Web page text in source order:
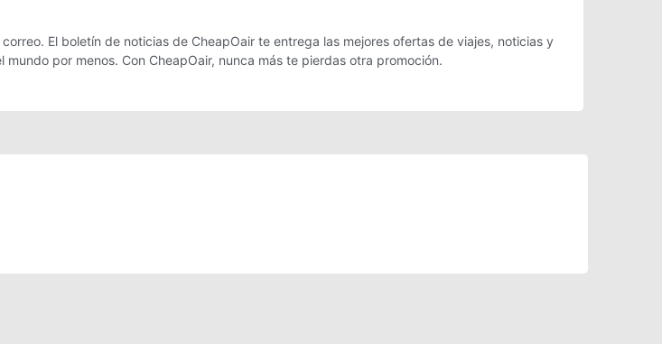
El boletín de noticias de CheapOair te entrega las mejores ofertas de viajes, noticias y
por menos. Con CheapOair, nunca más te pierdas otra promoción.